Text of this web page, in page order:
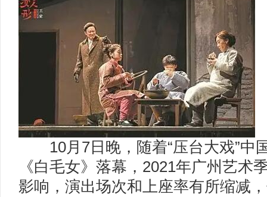
10月7日晚，随着“压台大戏”中
《白毛女》落幕，2021年广州艺术
影响，演出场次和上座率有所缩减